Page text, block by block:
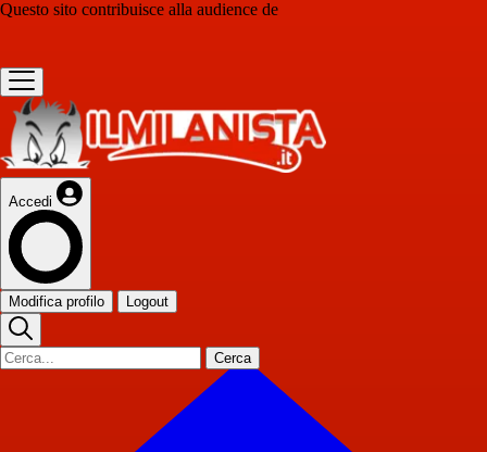
Questo sito contribuisce alla audience de
Accedi
Modifica profilo Logout
Cerca